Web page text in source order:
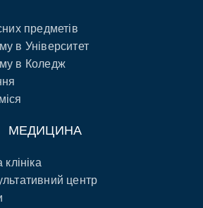
предметів
в Університет
в Коледж
МЕДИЦИНА
центр